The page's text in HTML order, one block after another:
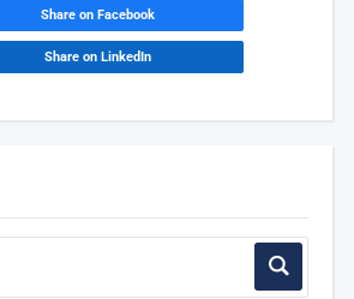
Share on Facebook
Share on LinkedIn